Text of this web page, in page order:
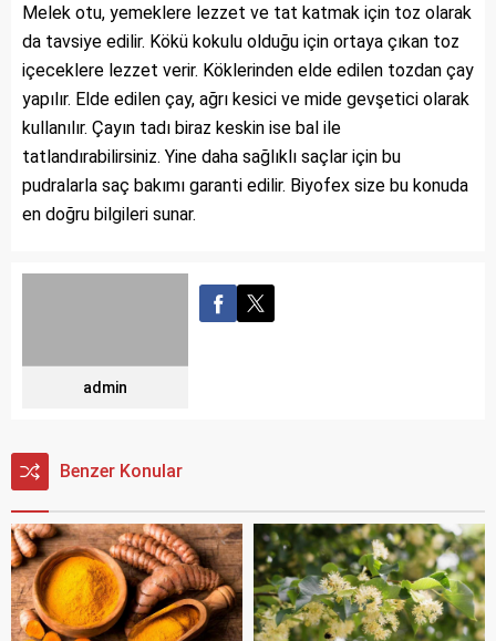
Melek otu, yemeklere lezzet ve tat katmak için toz olarak
da tavsiye edilir. Kökü kokulu olduğu için ortaya çıkan toz
içeceklere lezzet verir. Köklerinden elde edilen tozdan çay
yapılır. Elde edilen çay, ağrı kesici ve mide gevşetici olarak
kullanılır. Çayın tadı biraz keskin ise bal ile
tatlandırabilirsiniz. Yine daha sağlıklı saçlar için bu
pudralarla saç bakımı garanti edilir. Biyofex size bu konuda
en doğru bilgileri sunar.
admin
Benzer Konular